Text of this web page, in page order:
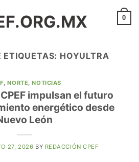
0
ETIQUETAS: HOYULTRA
,NORTE,NOTICIAS
impulsan el futuro
energético desde
León
27, 2026 BY REDACCIÓN CPEF